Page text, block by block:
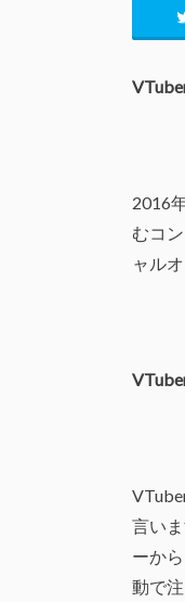
2016
むコ
ャル
言い
ーか
動で